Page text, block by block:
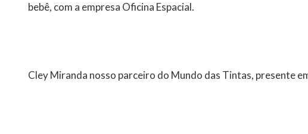
bebê, com a empresa Oficina Espacial.
Cley Miranda nosso parceiro do Mundo das Tintas, presente